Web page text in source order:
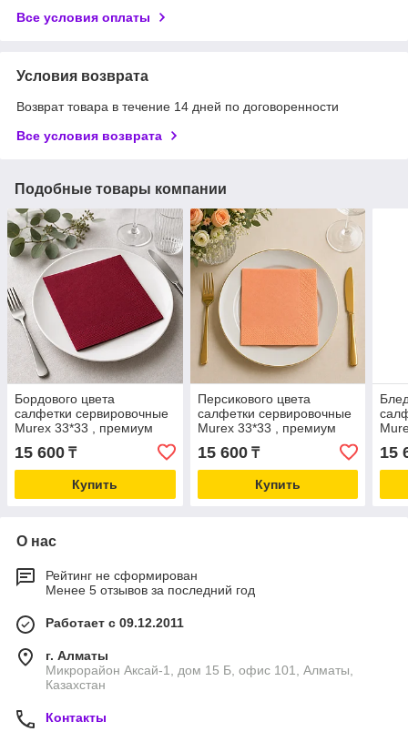
Все условия оплаты
Условия возврата
Возврат товара в течение 14 дней по договоренности
Все условия возврата
Подобные товары компании
Бордового цвета
салфетки сервировочные
Murex 33*33 , премиум
качество,12 упаковок по
100шт
15 600 ₸
Купить
Персикового цвета
салфетки сервировочные
Murex 33*33 , премиум
качество,12 упаковок по
100шт
15 600₸
Купить
15
О нас
Рейтинг не сформирован
Менее 5 отзывов за последний год
Работает с 09.12.2011
г. Алматы
Микрорайон Аксай-1, дом 15 Б, офис 101, Алматы,
Казахстан
Контакты